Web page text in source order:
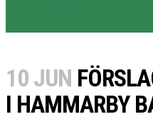
10 JUN
I HAMMARBY